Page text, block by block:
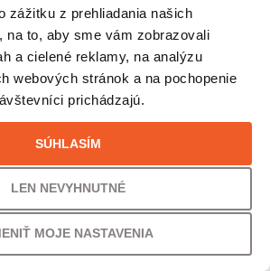
zážitku z prehliadania našich
na to, aby sme vám zobrazovali
a cielené reklamy, na analýzu
webových stránok a na pochopenie
prichádzajú.
SÚHLASÍM
LEN NEVYHNUTNÉ
MOJE NASTAVENIA
RUN BEŽECKÉ TRIČKO
RUKÁVOM – PÁNSKE
UŠETRÍTE
25% /33,00€